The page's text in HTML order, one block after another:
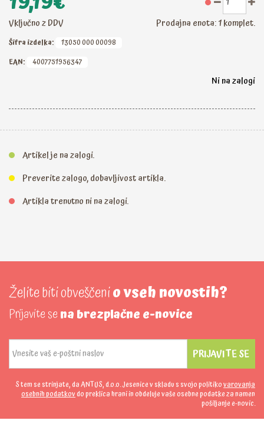
Nepremagljive barve velikonočnih pisanic! V kompletu je vse
kar potrebujete za izdelavo čudovitih, barvitih pisanic: štiri
barve za marmoriranje Marabu Easy marble (014 – škrlatna
brezbarvna), 6 belih plastičnih jajc (6 cm), 6 lesenih paličic (10
Vključno z DDV Prodajna enota: 1 komplet.
Šifra izdelka:
13050 000 00098
EAN:
4007751956347
Ni na zalogi
Artikel je na zalogi.
Preverite zalogo, dobavljivost artikla.
Artikla trenutno ni na zalogi.
Želite biti obveščenio vseh novostih?
Prijavite sena brezplačne e-novice
PRIJAVITE SE
S tem se strinjate, da ANTUS, d.o.o. Jesenice v skladu s svojo politikovarovanja
osebnih podatkovdo preklica hrani in obdeluje vaše osebne podatke za namen
pošiljanje e-novic.